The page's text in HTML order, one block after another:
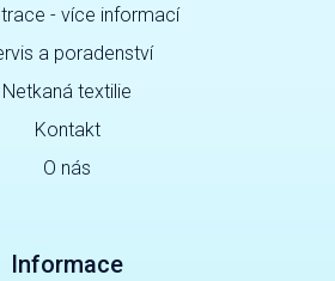
- více informací
a poradenství
Netkaná textilie
Kontakt
O nás
Informace